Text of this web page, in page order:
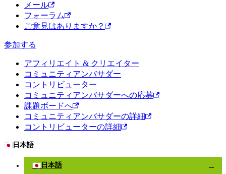
メール
フォーラム
ご意見はありますか？
参加する
アフィリエイト & クリエイター
コミュニティアンバサダー
コントリビューター
コミュニティアンバサダーへの応募
課題ボードへ
コミュニティアンバサダーの詳細
コントリビューターの詳細
🇯🇵 日本語
🇯🇵 日本語